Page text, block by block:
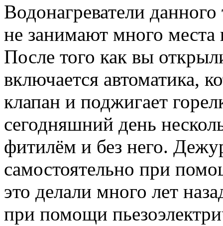
Водонагреватели
не занимают много
После того как вы
включается автоматика,
клапан и поджигает
сегодняшний день
фитилём и без него.
самостоятельно при
это делали много лет
при помощи